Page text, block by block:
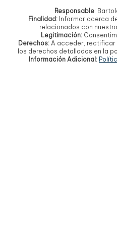
Responsable:
Finalidad:Informar acerca
relacionados con
Legitimación:
Derechos:A acceder, rectificar
los derechos detallados en la
Información Adicional: